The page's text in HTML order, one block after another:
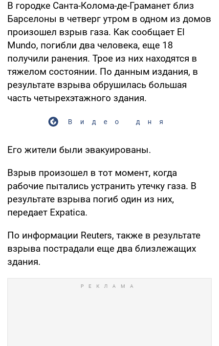
В городке Санта-Колома-де-Граманет близ
Барселоны в четверг утром в одном из домов
произошел взрыв газа. Как сообщает El
Mundo, погибли два человека, еще 18
получили ранения. Трое из них находятся в
тяжелом состоянии. По данным издания, в
результате взрыва обрушилась большая
часть четырехэтажного здания.
Видео дня
Его жители были эвакуированы.
Взрыв произошел в тот момент, когда
рабочие пытались устранить утечку газа. В
результате взрыва погиб один из них,
передает Expatica.
По информации Reuters, также в результате
взрыва пострадали еще два близлежащих
здания.